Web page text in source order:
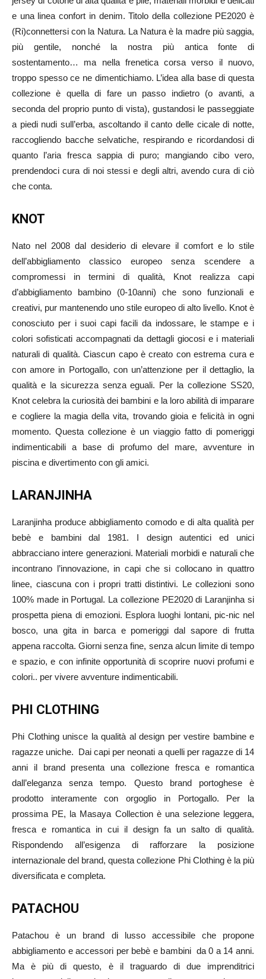
e una linea confort in denim. Titolo della collezione PE2020 è
(Ri)connettersi con la Natura. La Natura è la madre più saggia,
più gentile, nonché la nostra più antica fonte di
sostentamento… ma nella frenetica corsa verso il nuovo,
troppo spesso ce ne dimentichiamo. L’idea alla base di questa
collezione è quella di fare un passo indietro (o avanti, a
seconda del proprio punto di vista), gustandosi le passeggiate
a piedi nudi sull’erba, ascoltando il canto delle cicale di notte,
raccogliendo bacche selvatiche, respirando e ricordandosi di
quanto l’aria fresca sappia di puro; mangiando cibo vero,
prendendoci cura di noi stessi e degli altri, avendo cura di ciò
che conta.
KNOT
Nato nel 2008 dal desiderio di elevare il comfort e lo stile
dell’abbigliamento classico europeo senza scendere a
compromessi in termini di qualità, Knot realizza capi
d’abbigliamento bambino (0-10anni) che sono funzionali e
creativi, pur mantenendo uno stile europeo di alto livello. Knot è
conosciuto per i suoi capi facili da indossare, le stampe e i
colori sofisticati accompagnati da dettagli giocosi e i materiali
naturali di qualità. Ciascun capo è creato con estrema cura e
con amore in Portogallo, con un’attenzione per il dettaglio, la
qualità e la sicurezza senza eguali. Per la collezione SS20,
Knot celebra la curiosità dei bambini e la loro abilità di imparare
e cogliere la magia della vita, trovando gioia e felicità in ogni
momento. Questa collezione è un viaggio fatto di pomeriggi
indimenticabili a base di profumo del mare, avventure in
piscina e divertimento con gli amici.
LARANJINHA
Laranjinha produce abbigliamento comodo e di alta qualità per
bebè e bambini dal 1981. I design autentici ed unici
abbracciano intere generazioni. Materiali morbidi e naturali che
incontrano l’innovazione, in capi che si collocano in quattro
linee, ciascuna con i propri tratti distintivi. Le collezioni sono
100% made in Portugal. La collezione PE2020 di Laranjinha si
prospetta piena di emozioni. Esplora luoghi lontani, pic-nic nel
bosco, una gita in barca e pomeriggi dal sapore di frutta
appena raccolta. Giorni senza fine, senza alcun limite di tempo
e spazio, e con infinite opportunità di scoprire nuovi profumi e
colori.. per vivere avventure indimenticabili.
PHI CLOTHING
Phi Clothing unisce la qualità al design per vestire bambine e
ragazze uniche. Dai capi per neonati a quelli per ragazze di 14
anni il brand presenta una collezione fresca e romantica
dall’eleganza senza tempo. Questo brand portoghese è
prodotto interamente con orgoglio in Portogallo. Per la
prossima PE, la Masaya Collection è una selezione leggera,
fresca e romantica in cui il design fa un salto di qualità.
Rispondendo all’esigenza di rafforzare la posizione
internazionale del brand, questa collezione Phi Clothing è la più
diversificata e completa.
PATACHOU
Patachou è un brand di lusso accessibile che propone
abbigliamento e accessori per bebè e bambini da 0 a 14 anni.
Ma è più di questo, è il traguardo di due imprenditrici